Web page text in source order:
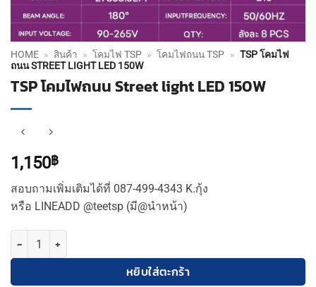
HOME » สินค้า » โคมไฟ TSP » โคมไฟถนน TSP » TSP โคมไฟ
ถนน STREET LIGHT LED 150W
TSP โคมไฟถนน Street light LED 150W
1,150฿
สอบถามเพิ่มเติมได้ที่ 087-499-4343 K.กุ้ง
หรือ LINEADD @teetsp (มี@นำหน้า)
จำนวน TSP โคมไฟถนน Street light LED 150W ชิ้น
หยิบใส่ตะกร้า